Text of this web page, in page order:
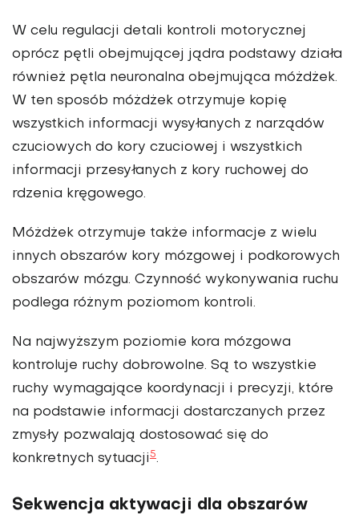
W celu regulacji detali kontroli motorycznej
oprócz pętli obejmującej jądra podstawy działa
również pętla neuronalna obejmująca móżdżek.
W ten sposób móżdżek otrzymuje kopię
wszystkich informacji wysyłanych z narządów
czuciowych do kory czuciowej i wszystkich
informacji przesyłanych z kory ruchowej do
rdzenia kręgowego.
Móżdżek otrzymuje także informacje z wielu
innych obszarów kory mózgowej i podkorowych
obszarów mózgu. Czynność wykonywania ruchu
podlega różnym poziomom kontroli.
Na najwyższym poziomie kora mózgowa
kontroluje ruchy dobrowolne. Są to wszystkie
ruchy wymagające koordynacji i precyzji, które
na podstawie informacji dostarczanych przez
zmysły pozwalają dostosować się do
konkretnych sytuacji5.
Sekwencja aktywacji dla obszarów